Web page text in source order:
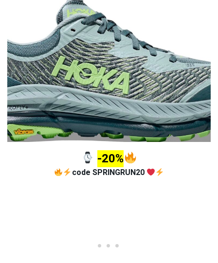
-20%
code SPRINGRUN20